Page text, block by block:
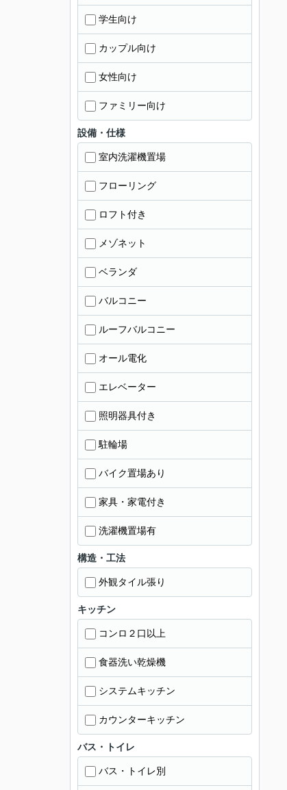
学生向け
カップル向け
女性向け
ファミリー向け
設備・仕様
室内洗濯機置場
フローリング
ロフト付き
メゾネット
ベランダ
バルコニー
ルーフバルコニー
オール電化
エレベーター
照明器具付き
駐輪場
バイク置場あり
家具・家電付き
洗濯機置場有
構造・工法
外観タイル張り
キッチン
コンロ２口以上
食器洗い乾燥機
システムキッチン
カウンターキッチン
バス・トイレ
バス・トイレ別